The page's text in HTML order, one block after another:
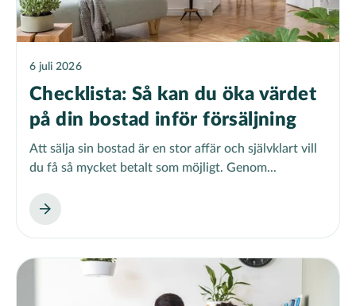
6 juli 2026
Checklista: Så kan du öka värdet
på din bostad inför försäljning
Att sälja sin bostad är en stor affär och självklart vill
du få så mycket betalt som möjligt. Genom...